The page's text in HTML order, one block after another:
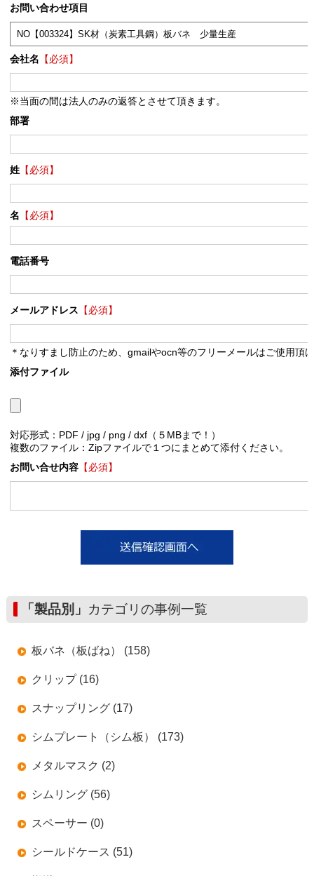
お問い合わせ項目
会社名 【必須】
※当面の間は法人のみの返答とさせて頂きます。
部署
姓【必須】
名 【必須】
電話番号
メールアドレス 【必須】
＊なりすまし防止のため、gmailやocn等のフリーメールはご使用頂
添付ファイル
対応形式：PDF / jpg / png / dxf（５MBまで！）
複数のファイル：Zipファイルで１つにまとめて添付ください。
お問い合せ内容【必須】
「製品別」 カテゴリの事例一覧
板バネ（板ばね） (158)
クリップ (16)
スナップリング (17)
シムプレート（シム板） (173)
メタルマスク (2)
シムリング (56)
スペーサー (0)
シールドケース (51)